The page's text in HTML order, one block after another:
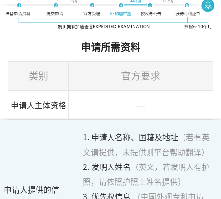
申请所需资料
类别
官方要求
申请人主体资格 ---
申请人提供的信
1. 申请人名称、国籍及地址 （若有英
文请提供，未提供则平台帮助翻译）
2. 发明人姓名 （英文，若发明人有护
照，请依照护照上姓名提供）
3. 优先权信息
（中国外观专利申请